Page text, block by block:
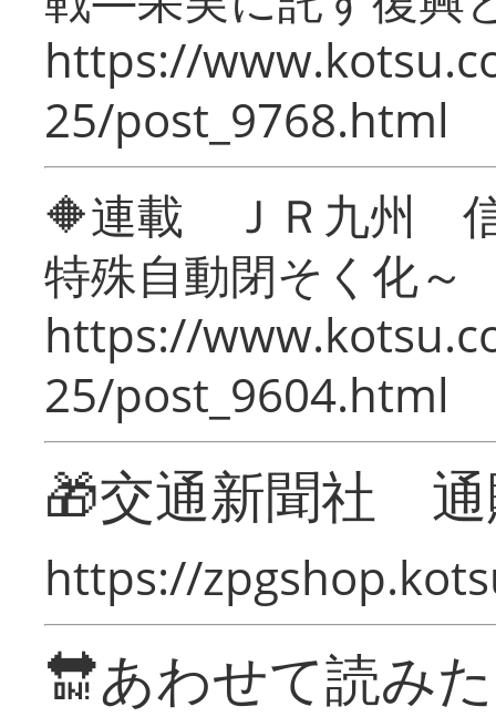
https://
25/post_9768.html
🔶連載 ＪＲ九州 信
特殊自動閉そく化～
https://
25/post_9604.html
🎁交通新聞社
https://
🔛あわせて読み